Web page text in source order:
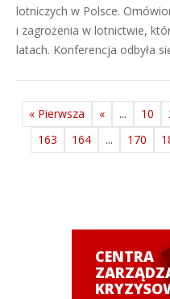
lotniczych w Polsce.
i zagrożenia w lotnictwie,
latach. Konferencja odbyła
« Pierwsza « ... 10
163
164 ... 170
CENTRA